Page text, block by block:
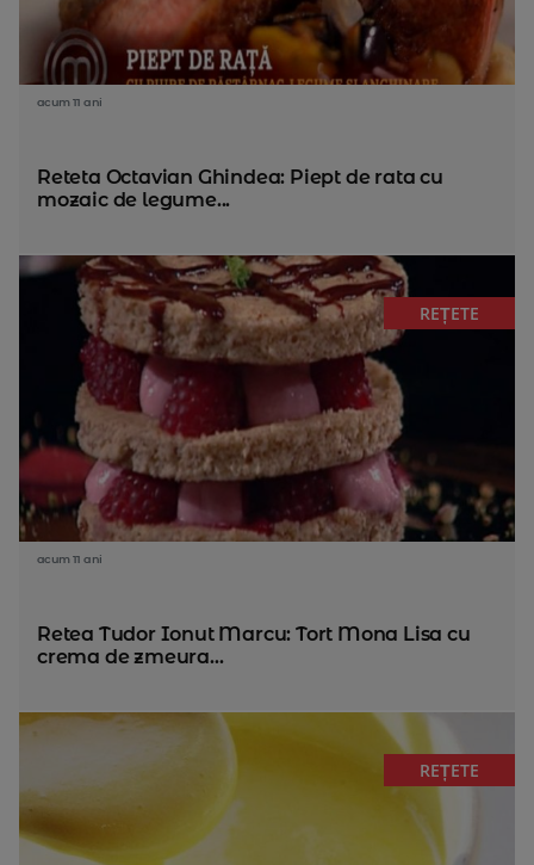
acum 11 ani
Reteta Octavian Ghindea: Piept de rata cu
mozaic de legume...
REȚETE
acum 11 ani
Retea Tudor Ionut Marcu: Tort Mona Lisa cu
crema de zmeura...
REȚETE